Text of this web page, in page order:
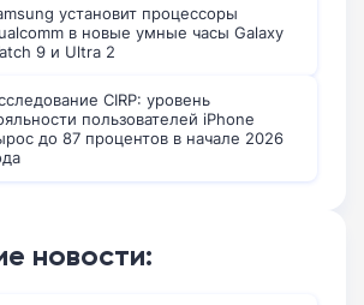
установит процессоры
в новые умные часы Galaxy
9 и Ultra 2
CIRP: уровень
пользователей iPhone
до 87 процентов в начале 2026
новости: